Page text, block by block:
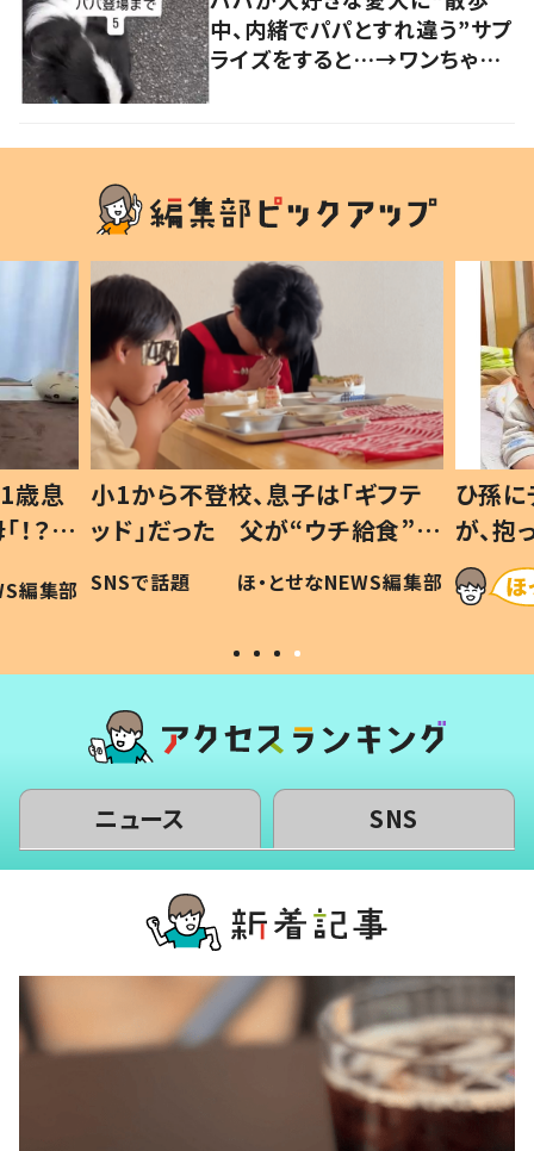
中、内緒でパパとすれ違う”サプ
ライズをすると…→ワンちゃん
歳息
？」
編集部
小1から不登校、息子は「ギフテ
ッド」だった 父が“ウチ給食”を
作り続ける理由とは #令和の親
#令和の子
SNSで話題 ほ・とせなNEWS編集部
ひ孫
が、
「涙が
い」
ニュース SNS